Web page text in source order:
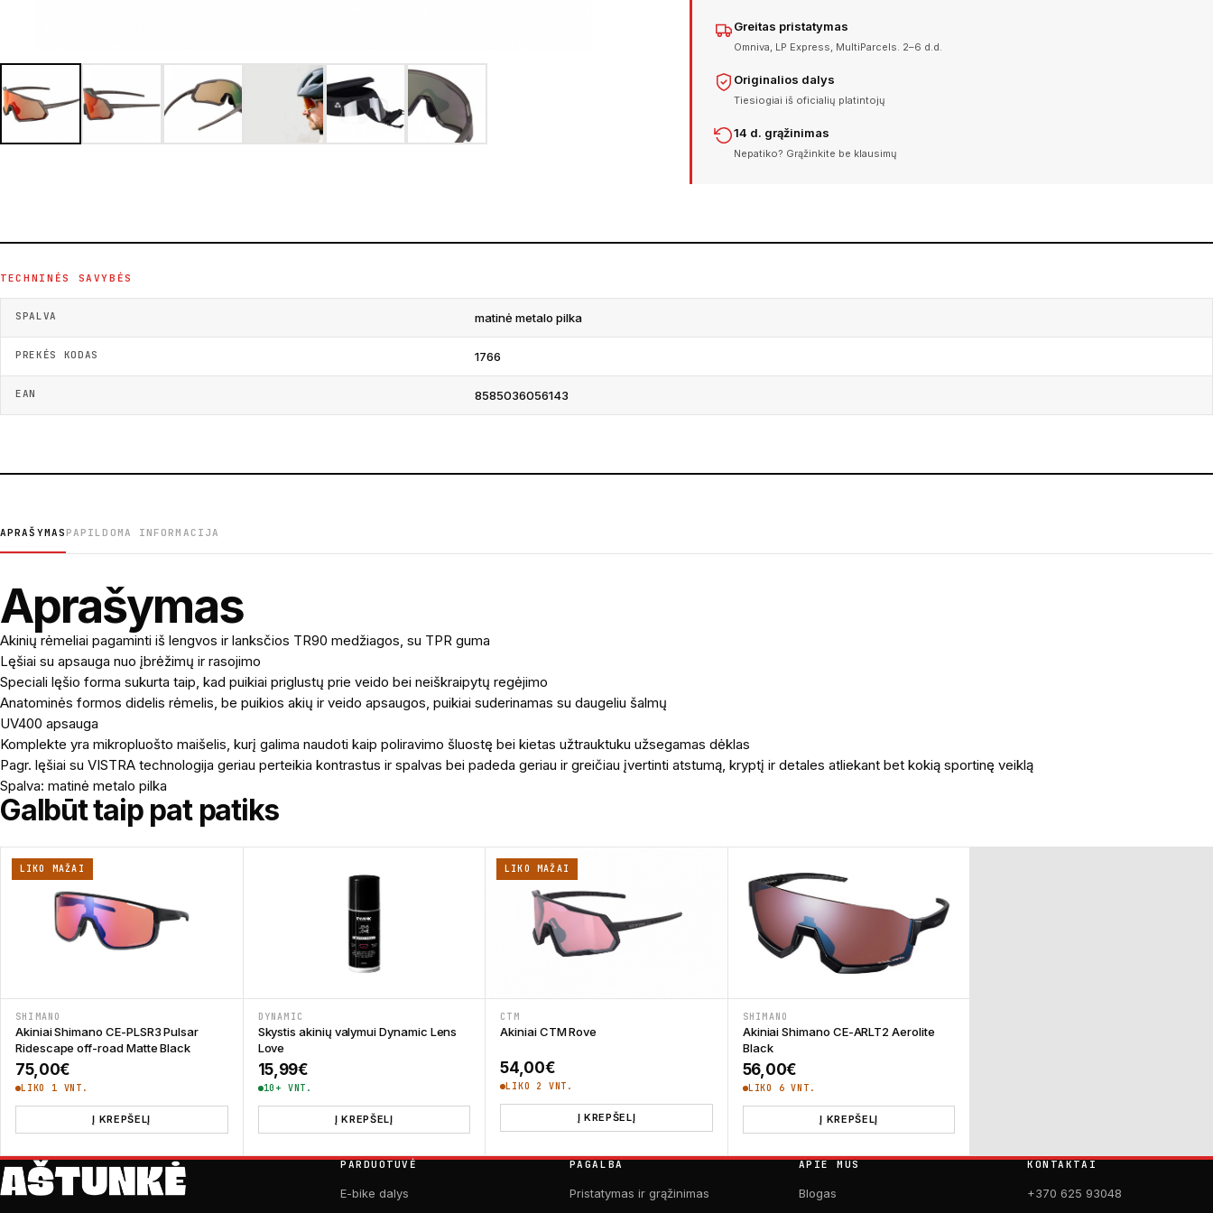
Greitas pristatymas
Omniva, LP Express, MultiParcels. 2–6 d.d.
Originalios dalys
Tiesiogiai iš oficialių platintojų
14 d. grąžinimas
Nepatiko? Grąžinkite be klausimų
TECHNINĖS SAVYBĖS
SPALVA matinė metalo pilka
PREKĖS KODAS 1766
EAN 8585036056143
APRAŠYMAS PAPILDOMA INFORMACIJA
Aprašymas
Akinių rėmeliai pagaminti iš lengvos ir lanksčios TR90 medžiagos, su TPR guma
Lęšiai su apsauga nuo įbrėžimų ir rasojimo
Speciali lęšio forma sukurta taip, kad puikiai priglustų prie veido bei neiškraipytų regėjimo
Anatominės formos didelis rėmelis, be puikios akių ir veido apsaugos, puikiai suderinamas su daugeliu šalmų
UV400 apsauga
Komplekte yra mikropluošto maišelis, kurį galima naudoti kaip poliravimo šluostę bei kietas užtrauktuku užsegamas dėklas
Pagr. lęšiai su VISTRA technologija geriau perteikia kontrastus ir spalvas bei padeda geriau ir greičiau įvertinti atstumą, kryptį ir detales atliekant bet kokią sportinę veiklą
Spalva: matinė metalo pilka
Galbūt taip pat patiks
LIKO MAŽAI
SHIMANO
Akiniai Shimano CE-PLSR3 Pulsar
Ridescape off-road Matte Black
75,00€
LIKO 1 VNT.
Į KREPŠELĮ
DYNAMIC
Skystis akinių valymui Dynamic Lens
Love
15,99€
10+ VNT.
Į KREPŠELĮ
LIKO MAŽAI
CTM
Akiniai CTM Rove
54,00€
LIKO 2 VNT.
Į KREPŠELĮ
SHIMANO
Akiniai Shimano CE-ARLT2 Aerolite
Black
56,00€
LIKO 6 VNT.
Į KREPŠELĮ
PARDUOTUVĖ
E-bike dalys
PAGALBA
Pristatymas ir grąžinimas
APIE MUS
Blogas
KONTAKTAI
+370 625 93048